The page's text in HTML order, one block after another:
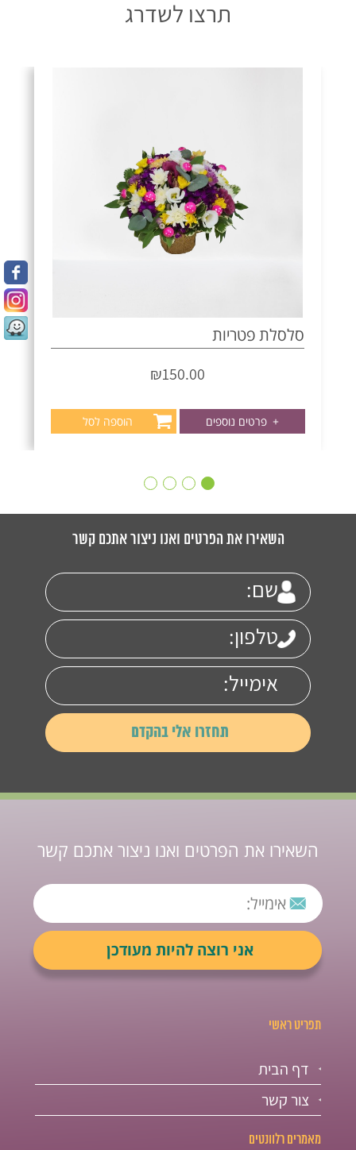
תרצו לשדרג
סלסלת פטריות
₪150.00
+ פרטים נוספים הוספה לסל
השאירו את הפרטים ואנו ניצור אתכם קשר
השאירו את הפרטים ואנו ניצור אתכם קשר
תפריט ראשי
דף הבית
צור קשר
מאמרים רלוונטים